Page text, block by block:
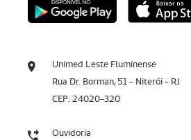
Unimed Leste Fluminense
Rua Dr. Borman, 51 - Niterói - RJ
CEP: 24020-320
Ouvidoria